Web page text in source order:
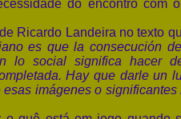
do encontro com
Ricardo Landeira no texto
es que la consecución
lo social significa hacer
Hay que darle un
imágenes o